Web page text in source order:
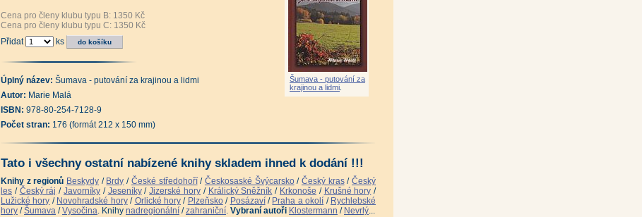
Šumava - putování za
krajinou a lidmi
Cena pro členy klubu typu B: 1350 Kč
Cena pro členy klubu typu C: 1350 Kč
Přidat
ks
Úplný název: Šumava - putování za krajinou a lidmi
Autor: Marie Malá
ISBN: 978-80-254-7128-9
Počet stran: 176 (formát 212 x 150 mm)
Tato i všechny ostatní nabízené knihy skladem ihned k dodání !!!
Knihy z regionů Beskydy / Brdy / České středohoří/ Českosaské Švýcarsko/ Český kras/ Český
les / Český ráj / Javorníky/ Jeseníky/Jizerské hory/ Králický Sněžník / Krkonoše / Krušné hory /
Lužické hory / Novohradské hory/ Orlické hory/ Plzeňsko/ Posázaví/ Praha a okolí / Rychlebské
hory /Šumava /Vysočina. Knihy nadregionální /zahraniční. Vybraní autoři Klostermann / Nevrlý...